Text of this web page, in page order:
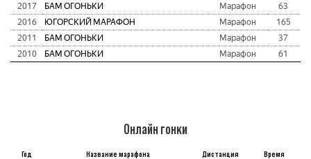
2017
БАМ ОГОНЬКИ Марафон 63
2016
ЮГОРСКИЙ МАРАФОН Марафон 165
2011
БАМ ОГОНЬКИ Марафон 37
2010
БАМ ОГОНЬКИ Марафон 61
Онлайн гонки
Год Название марафона Дистанция Время